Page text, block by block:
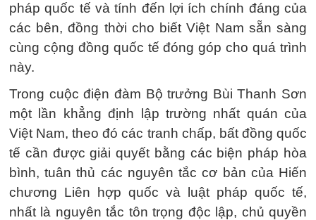
pháp quốc tế và tính đến lợi ích chính đáng của
các bên, đồng thời cho biết Việt Nam sẵn sàng
cùng cộng đồng quốc tế đóng góp cho quá trình
này.
Trong cuộc điện đàm Bộ trưởng Bùi Thanh Sơn
một lần khẳng định lập trường nhất quán của
Việt Nam, theo đó các tranh chấp, bất đồng quốc
tế cần được giải quyết bằng các biện pháp hòa
bình, tuân thủ các nguyên tắc cơ bản của Hiến
chương Liên hợp quốc và luật pháp quốc tế,
nhất là nguyên tắc tôn trọng độc lập, chủ quyền